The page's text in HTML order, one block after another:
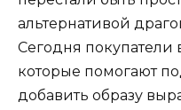
альтернативой
Сегодня покупатели
которые помогают
добавить образу